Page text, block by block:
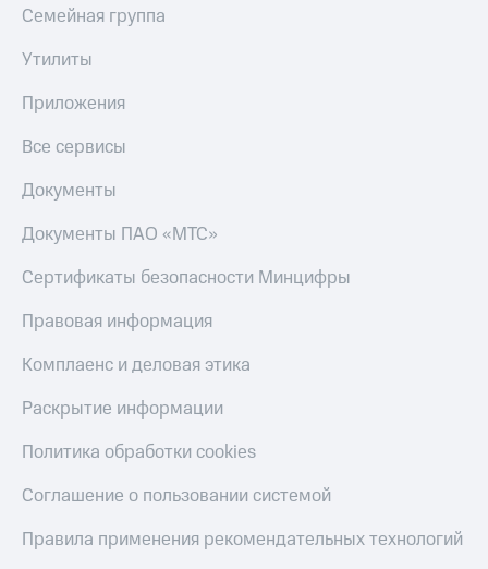
Семейная группа
Утилиты
Приложения
Все сервисы
Документы
Документы ПАО «МТС»
Сертификаты безопасности Минцифры
Правовая информация
Комплаенс и деловая этика
Раскрытие информации
Политика обработки cookies
Соглашение о пользовании системой
Правила применения рекомендательных технологий